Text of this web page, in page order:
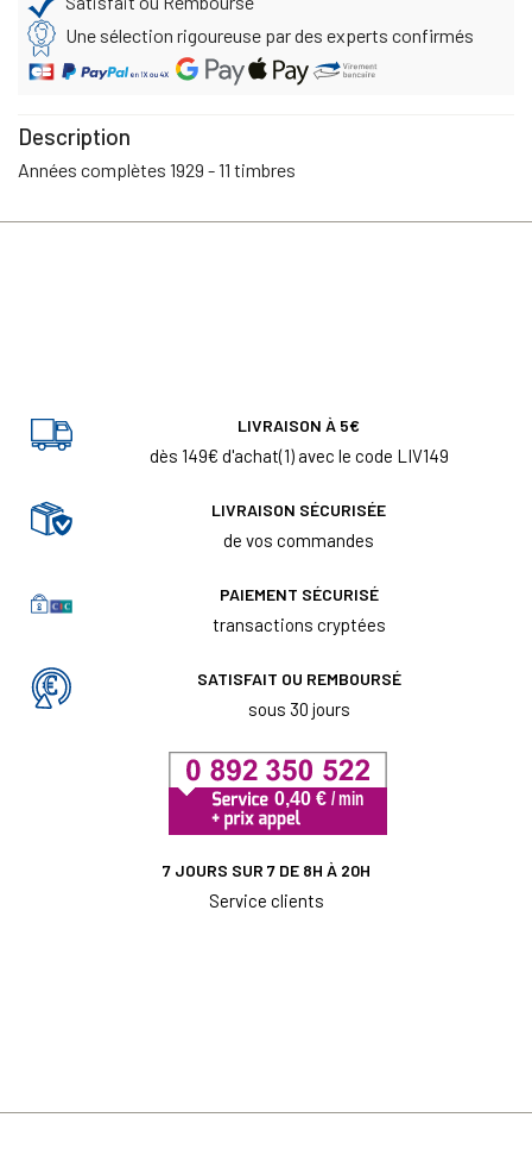
Une sélection rigoureuse par des experts confirmés
Description
Années complètes 1929 - 11 timbres
LIVRAISON À 5€
dès 149€ d'achat(1) avec le code LIV149
LIVRAISON SÉCURISÉE
de vos commandes
PAIEMENT SÉCURISÉ
transactions cryptées
SATISFAIT OU REMBOURSÉ
sous 30 jours
7 JOURS SUR 7 DE 8H À 20H
Service clients